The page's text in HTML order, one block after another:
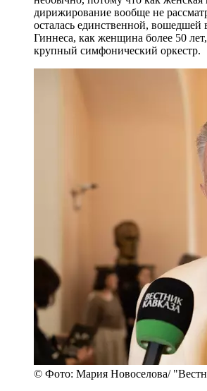
дирижирование вообще не
осталась единственной, вошедшей
Гиннеса, как женщина более 50
крупный симфонический оркестр.
© Фото: Мария Новоселова/